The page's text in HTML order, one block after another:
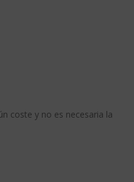
coste y no es necesaria la